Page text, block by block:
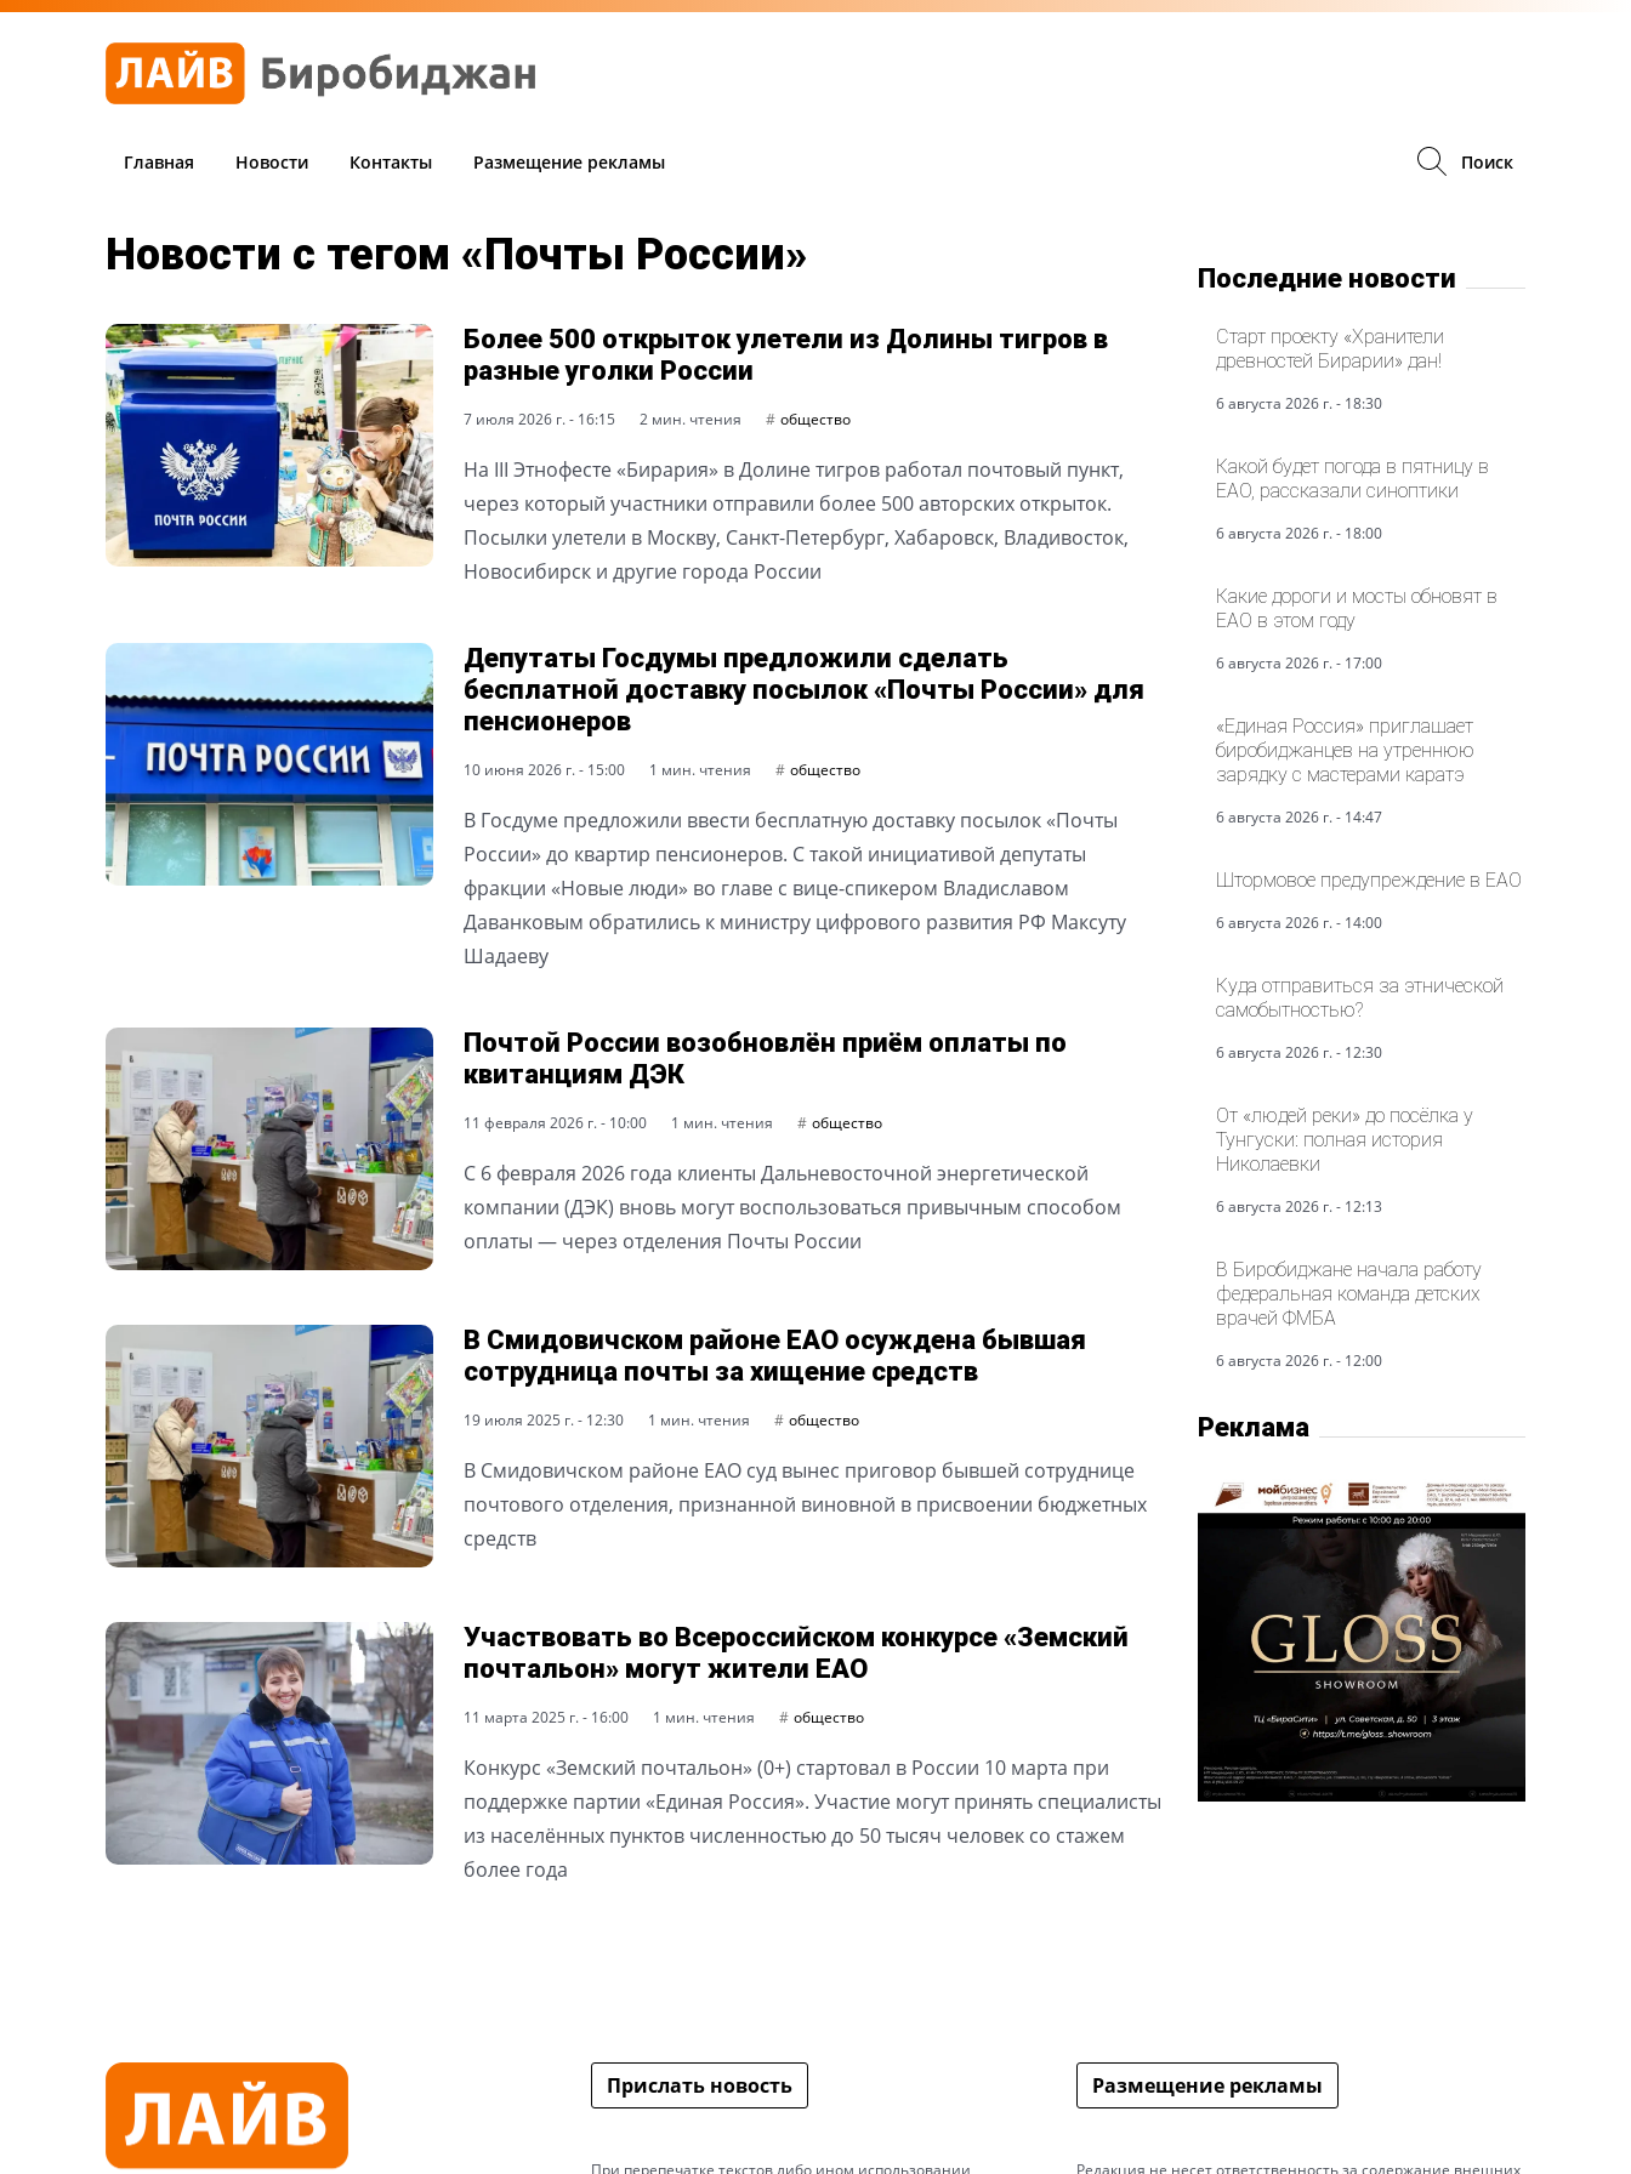
Главная Новости Контакты Размещение рекламы Поиск
Новости с тегом «Почты России»
Более 500 открыток улетели из Долины тигров в
разные уголки России
7 июля 2026 г. - 16:15 2 мин. чтения общество
На III Этнофесте «Бирария» в Долине тигров работал почтовый пункт,
через который участники отправили более 500 авторских открыток.
Посылки улетели в Москву, Санкт-Петербург, Хабаровск, Владивосток,
Новосибирск и другие города России
Депутаты Госдумы предложили сделать
бесплатной доставку посылок «Почты России» для
пенсионеров
10 июня 2026 г. - 15:00 1 мин. чтения общество
В Госдуме предложили ввести бесплатную доставку посылок «Почты
России» до квартир пенсионеров. С такой инициативой депутаты
фракции «Новые люди» во главе с вице-спикером Владиславом
Даванковым обратились к министру цифрового развития РФ Максуту
Шадаеву
Почтой России возобновлён приём оплаты по
квитанциям ДЭК
11 февраля 2026 г. - 10:00 1 мин. чтения общество
С 6 февраля 2026 года клиенты Дальневосточной энергетической
компании (ДЭК) вновь могут воспользоваться привычным способом
оплаты — через отделения Почты России
В Смидовичском районе ЕАО осуждена бывшая
сотрудница почты за хищение средств
19 июля 2025 г. - 12:30 1 мин. чтения общество
В Смидовичском районе ЕАО суд вынес приговор бывшей сотруднице
почтового отделения, признанной виновной в присвоении бюджетных
средств
Участвовать во Всероссийском конкурсе «Земский
почтальон» могут жители ЕАО
11 марта 2025 г. - 16:00 1 мин. чтения общество
Конкурс «Земский почтальон» (0+) стартовал в России 10 марта при
поддержке партии «Единая Россия». Участие могут принять специалисты
из населённых пунктов численностью до 50 тысяч человек со стажем
более года
Последние новости
Старт проекту «Хранители
древностей Бирарии» дан!
6 августа 2026 г. - 18:30
Какой будет погода в пятницу в
ЕАО, рассказали синоптики
6 августа 2026 г. - 18:00
Какие дороги и мосты обновят в
ЕАО в этом году
6 августа 2026 г. - 17:00
«Единая Россия» приглашает
биробиджанцев на утреннюю
зарядку с мастерами каратэ
6 августа 2026 г. - 14:47
Штормовое предупреждение в ЕАО
6 августа 2026 г. - 14:00
Куда отправиться за этнической
самобытностью?
6 августа 2026 г. - 12:30
От «людей реки» до посёлка у
Тунгуски: полная история
Николаевки
6 августа 2026 г. - 12:13
В Биробиджане начала работу
федеральная команда детских
врачей ФМБА
6 августа 2026 г. - 12:00
Реклама
Прислать новость
При перепечатке текстов либо ином использовании
Размещение рекламы
Редакция не несет ответственность за содержание внешних